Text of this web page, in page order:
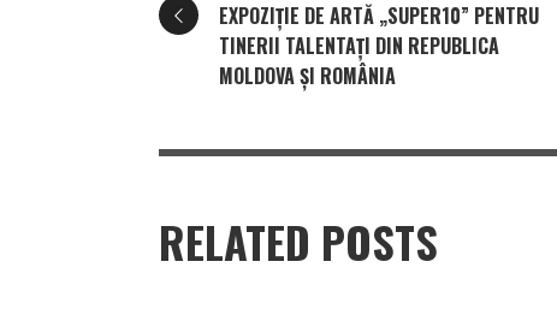
EXPOZIȚIE DE ARTĂ „SUPER10” PENTRU
TINERII TALENTAȚI DIN REPUBLICA
MOLDOVA ȘI ROMÂNIA
RELATED POSTS